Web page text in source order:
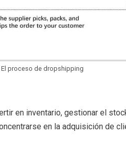
El proceso de dropshipping
en inventario, gestionar el
en la adquisición de